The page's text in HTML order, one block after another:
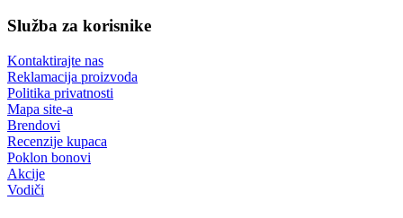
Služba za korisnike
Kontaktirajte nas
Reklamacija proizvoda
Politika privatnosti
Mapa site-a
Brendovi
Recenzije kupaca
Poklon bonovi
Akcije
Vodiči